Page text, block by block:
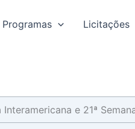
Programas Licitações
e 21ª